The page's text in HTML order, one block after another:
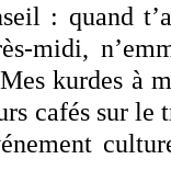
: quand
midi,
kurdes à
cafés sur le